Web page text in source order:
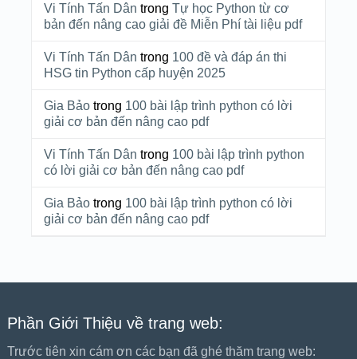
Vi Tính Tấn Dân trong Tự học Python từ cơ
bản đến nâng cao giải đề Miễn Phí tài liệu pdf
Vi Tính Tấn Dân trong 100 đề và đáp án thi
HSG tin Python cấp huyện 2025
Gia Bảotrong 100 bài lập trình python có lời
giải cơ bản đến nâng cao pdf
Vi Tính Tấn Dân trong 100 bài lập trình python
có lời giải cơ bản đến nâng cao pdf
Gia Bảotrong 100 bài lập trình python có lời
giải cơ bản đến nâng cao pdf
Phần Giới Thiệu về trang web:
Trước tiên xin cám ơn các bạn đã ghé thăm trang web: